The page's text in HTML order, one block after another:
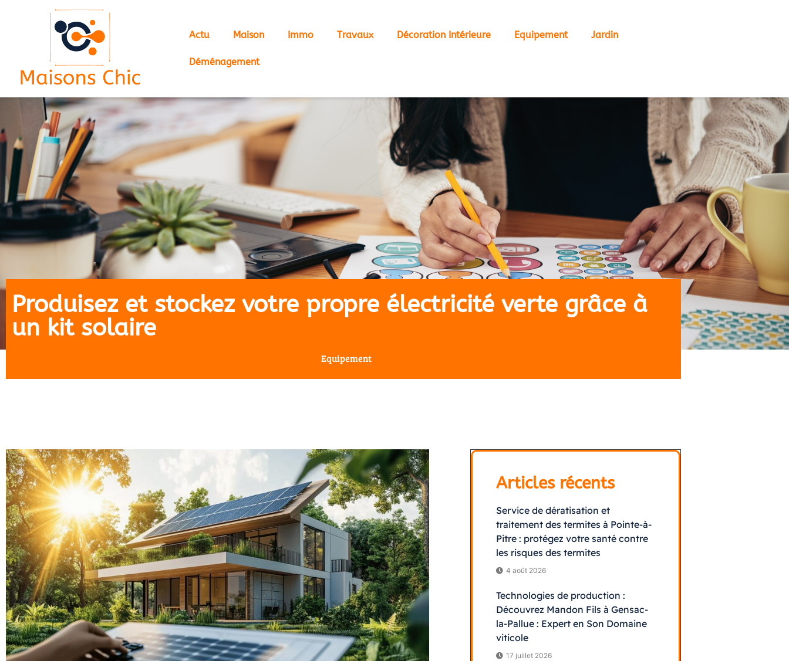
Actu Maison Immo Travaux Décoration Intérieure Equipement Jardin
Déménagement
Produisez et stockez votre propre électricité verte grâce à
un kit solaire
Equipement
Articles récents
Service de dératisation et
traitement des termites à Pointe-à-
Pitre : protégez votre santé contre
les risques des termites
4 août 2026
Technologies de production :
Découvrez Mandon Fils à Gensac-
la-Pallue : Expert en Son Domaine
viticole
17 juillet 2026